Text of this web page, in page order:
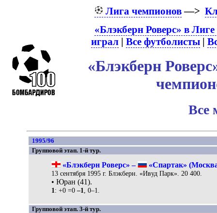
Лига чемпионов—>
«Блэкберн Роверс» в
играл |Все футболисты |
«Блэкберн
Все
1995/96
Групповой этап. 1-й тур.
«Блэкберн Роверс» – «Спартак»
13 сентября 1995 г. Блэкберн. «Ивуд Парк». 20 400.
• Юран (41).
1: +0 =0 –1, 0–1.
Групповой этап. 3-й тур.